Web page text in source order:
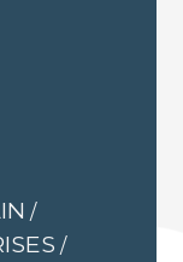
/
/